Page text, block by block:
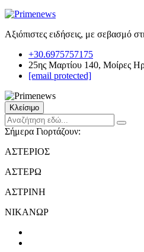
Αξιόπιστες ειδήσεις, με σεβασμό
+30.6975757175
25ης Μαρτίου 140, Μοίρες
[email protected]
Κλείσιμο
Σήμερα Γιορτάζουν:
ΑΣΤΕΡΙΟΣ
ΑΣΤΕΡΩ
ΑΣΤΡΙΝΗ
ΝΙΚΑΝΩΡ